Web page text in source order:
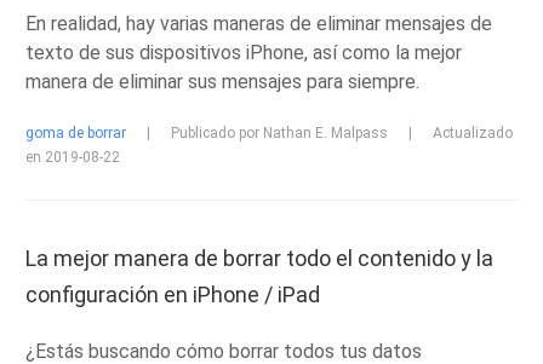
En realidad, hay varias maneras de eliminar mensajes de
texto de sus dispositivos iPhone, así como la mejor
manera de eliminar sus mensajes para siempre.
goma de borrar Publicado por Nathan E. Malpass
Actualizado
en 2019-08-22
La mejor manera de borrar todo el contenido y la
configuración en iPhone / iPad
¿Estás buscando cómo borrar todos tus datos